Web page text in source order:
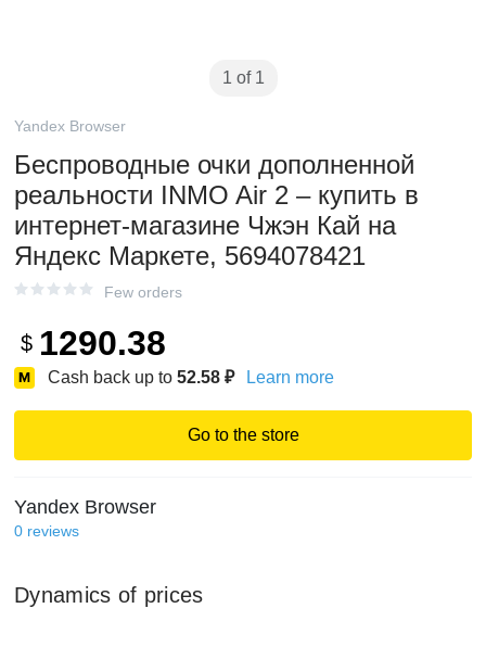
1 of 1
Yandex Browser
Беспроводные очки дополненной
реальности INMO Air 2 – купить в
интернет-магазине Чжэн Кай на
Яндекс Маркете, 5694078421
Few orders
$ 1290.38
Cash back up to 52.58 ₽ Learn more
Go to the store
Yandex Browser
0 reviews
Dynamics of prices